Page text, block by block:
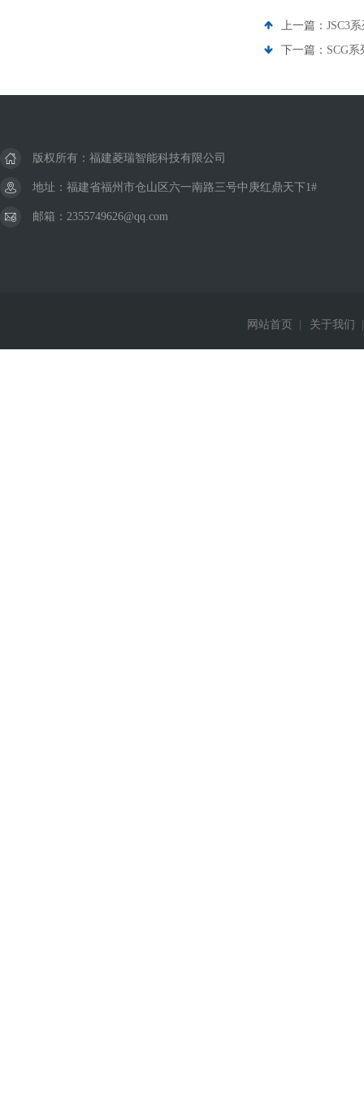
上一篇： JSC3
下一篇： SCG
版权所有：福建菱瑞智能科技有限公司
地址：福建省福州市仓山区六一南路三号中庚红鼎天下1#
邮箱：2355749626@qq.com
网站首页 关于我们